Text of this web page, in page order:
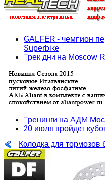
GALFER - чемпион
Superbike
Трек дни на Moscow
Тренинги на АДМ
20 июля пройдет
Колодка для тормозов